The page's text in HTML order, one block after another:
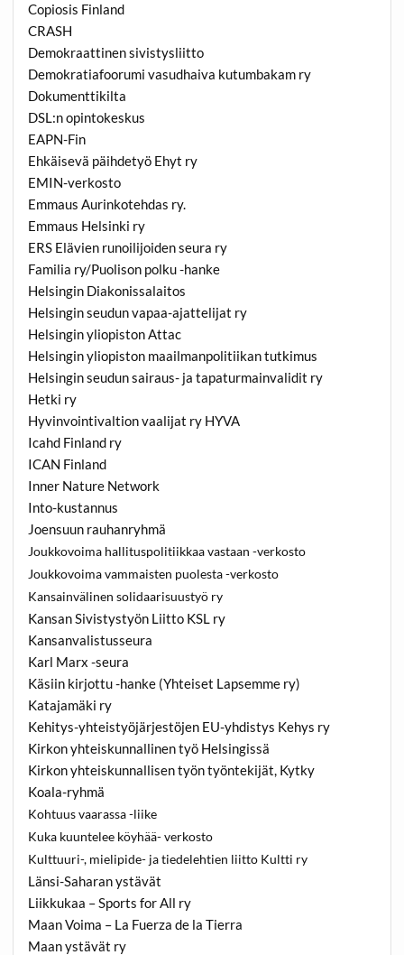
Copiosis Finland
CRASH
Demokraattinen sivistysliitto
Demokratiafoorumi vasudhaiva kutumbakam ry
Dokumenttikilta
DSL:n opintokeskus
EAPN-Fin
Ehkäisevä päihdetyö Ehyt ry
EMIN-verkosto
Emmaus Aurinkotehdas ry.
Emmaus Helsinki ry
ERS Elävien runoilijoiden seura ry
Familia ry/Puolison polku -hanke
Helsingin Diakonissalaitos
Helsingin seudun vapaa-ajattelijat ry
Helsingin yliopiston Attac
Helsingin yliopiston maailmanpolitiikan tutkimus
Helsingin seudun sairaus- ja tapaturmainvalidit ry
Hetki ry
Hyvinvointivaltion vaalijat ry HYVA
Icahd Finland ry
ICAN Finland
Inner Nature Network
Into-kustannus
Joensuun rauhanryhmä
Joukkovoima hallituspolitiikkaa vastaan -verkosto
Joukkovoima vammaisten puolesta -verkosto
Kansainvälinen solidaarisuustyö ry
Kansan Sivistystyön Liitto KSL ry
Kansanvalistusseura
Karl Marx -seura
Käsiin kirjottu -hanke (Yhteiset Lapsemme ry)
Katajamäki ry
Kehitys-yhteistyöjärjestöjen EU-yhdistys Kehys ry
Kirkon yhteiskunnallinen työ Helsingissä
Kirkon yhteiskunnallisen työn työntekijät, Kytky
Koala-ryhmä
Kohtuus vaarassa -liike
Kuka kuuntelee köyhää- verkosto
Kulttuuri-, mielipide- ja tiedelehtien liitto Kultti ry
Länsi-Saharan ystävät
Liikkukaa – Sports for All ry
Maan Voima – La Fuerza de la Tierra
Maan ystävät ry